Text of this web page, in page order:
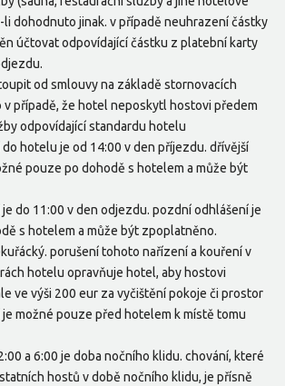
dohodnuto jinak. v případě neuhrazení částky
účtovat odpovídající částku z platební karty
od smlouvy na základě stornovacích
v případě, že hotel neposkytl hostovi předem
odpovídající standardu hotelu
hotelu je od 14:00 v den příjezdu. dřívější
pouze po dohodě s hotelem a může být
do 11:00 v den odjezdu. pozdní odhlášení je
s hotelem a může být zpoplatněno.
porušení tohoto nařízení a kouření v
hotelu opravňuje hotel, aby hostovi
ve výši 200 eur za vyčištění pokoje či prostor
možné pouze před hotelem k místě tomu
a 6:00 je doba nočního klidu. chování, které
hostů v době nočního klidu, je přísně